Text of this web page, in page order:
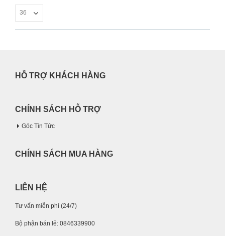
HỖ TRỢ KHÁCH HÀNG
CHÍNH SÁCH HỖ TRỢ
Góc Tin Tức
CHÍNH SÁCH MUA HÀNG
LIÊN HỆ
Tư vấn miễn phí (24/7)
Bộ phận bán lẻ: 0846339900